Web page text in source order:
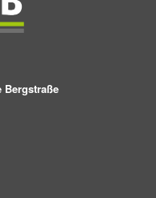
Bergstraße